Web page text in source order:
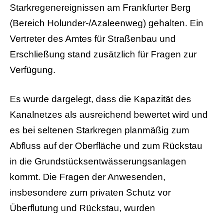
Starkregenereignissen am Frankfurter Berg
(Bereich Holunder-/Azaleenweg) gehalten. Ein
Vertreter des Amtes für Straßenbau und
Erschließung stand zusätzlich für Fragen zur
Verfügung.
Es wurde dargelegt, dass die Kapazität des
Kanalnetzes als ausreichend bewertet wird und
es bei seltenen Starkregen planmäßig zum
Abfluss auf der Oberfläche und zum Rückstau
in die Grundstücksentwässerungsanlagen
kommt. Die Fragen der Anwesenden,
insbesondere zum privaten Schutz vor
Überflutung und Rückstau, wurden